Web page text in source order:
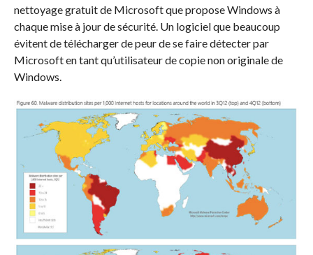
nettoyage gratuit de Microsoft que propose Windows à
chaque mise à jour de sécurité. Un logiciel que beaucoup
évitent de télécharger de peur de se faire détecter par
Microsoft en tant qu’utilisateur de copie non originale de
Windows.